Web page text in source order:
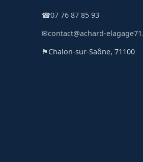
☎07 76 87 85 93
✉contact@achard-
⚑Chalon-sur-Saône, 71100